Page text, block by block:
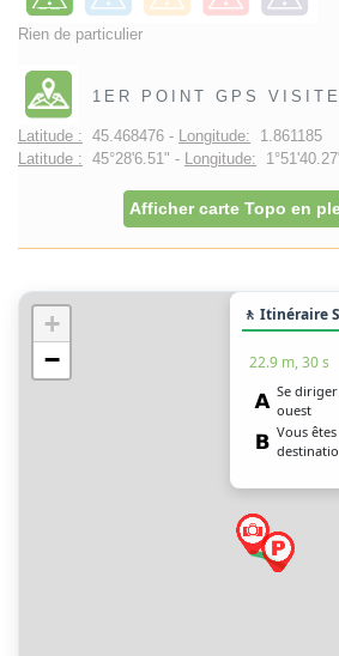
Rien de particulier
1ER POINT GPS VISITE
Latitude : 45.468476 - Longitude: 1.861185
Latitude : 45°28'6.51" - Longitude:
Afficher carte Topo en
+
−
🚶 Itinéraire
22.9 m, 30 s
Se
ouest
Vous